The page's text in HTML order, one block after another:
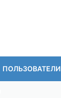
ПОЛЬЗОВАТЕЛИ